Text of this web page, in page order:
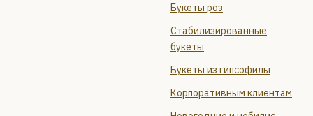
Букеты роз
Стабилизированные
букеты
Букеты из гипсофилы
Корпоративным клиентам